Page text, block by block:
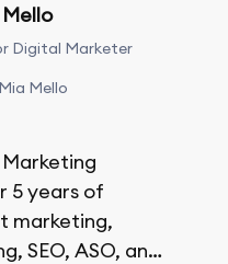
Digital Marketer
Mello
Marketing
5 years of
marketing,
SEO, ASO, and